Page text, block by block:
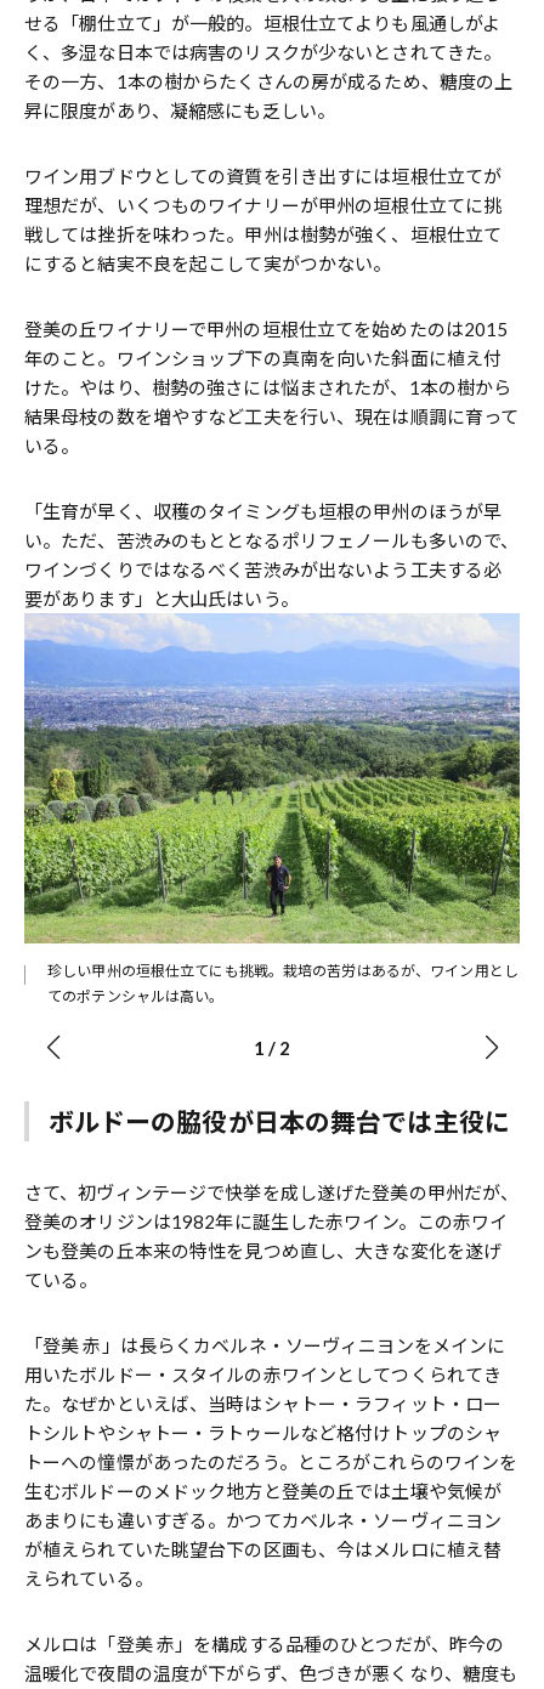
せる「棚仕立て」が一般的。垣根仕立てよりも風通しがよ
く、多湿な日本では病害のリスクが少ないとされてきた。
その一方、1本の樹からたくさんの房が成るため、糖度の上
昇に限度があり、凝縮感にも乏しい。
ワイン用ブドウとしての資質を引き出すには垣根仕立てが
理想だが、いくつものワイナリーが甲州の垣根仕立てに挑
戦しては挫折を味わった。甲州は樹勢が強く、垣根仕立て
にすると結実不良を起こして実がつかない。
登美の丘ワイナリーで甲州の垣根仕立てを始めたのは2015
年のこと。ワインショップ下の真南を向いた斜面に植え付
けた。やはり、樹勢の強さには悩まされたが、1本の樹から
結果母枝の数を増やすなど工夫を行い、現在は順調に育って
いる。
「生育が早く、収穫のタイミングも垣根の甲州のほうが早
い。ただ、苦渋みのもととなるポリフェノールも多いので、
ワインづくりではなるべく苦渋みが出ないよう工夫する必
要があります」と大山氏はいう。
珍しい甲州の垣根仕立てにも挑戦。栽培の苦労はあるが、ワイン用とし
てのポテンシャルは高い。
1 / 2
ボルドーの脇役が日本の舞台では主役に
さて、初ヴィンテージで快挙を成し遂げた登美の甲州だが、
登美のオリジンは1982年に誕生した赤ワイン。この赤ワイ
ンも登美の丘本来の特性を見つめ直し、大きな変化を遂げ
ている。
「登美 赤」は長らくカベルネ・ソーヴィニヨンをメインに
用いたボルドー・スタイルの赤ワインとしてつくられてき
た。なぜかといえば、当時はシャトー・ラフィット・ロー
トシルトやシャトー・ラトゥールなど格付けトップのシャ
トーへの憧憬があったのだろう。ところがこれらのワインを
生むボルドーのメドック地方と登美の丘では土壌や気候が
あまりにも違いすぎる。かつてカベルネ・ソーヴィニヨン
が植えられていた眺望台下の区画も、今はメルロに植え替
えられている。
メルロは「登美 赤」を構成する品種のひとつだが、昨今の
温暖化で夜間の温度が下がらず、色づきが悪くなり、糖度も